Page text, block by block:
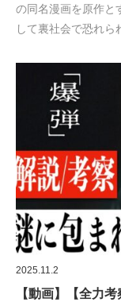
の同名漫画を原作と
して裏社会で恐れ
2025.11.2
【動画】【全力